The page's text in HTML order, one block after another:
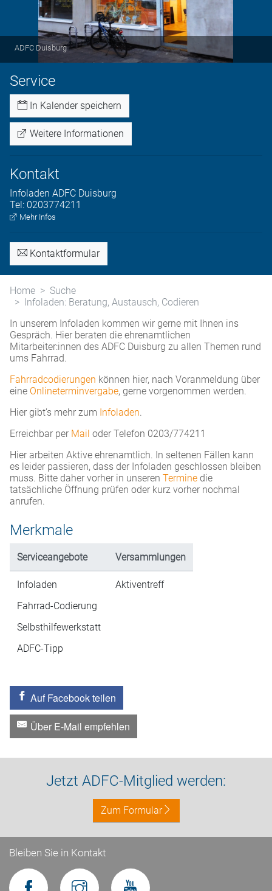
ADFC Duisburg
Service
In Kalender speichern
Weitere Informationen
Kontakt
Infoladen ADFC Duisburg
Tel: 0203774211
Mehr Infos
Kontaktformular
Home
Suche
Infoladen: Beratung, Austausch, Codieren
In unserem Infoladen kommen wir gerne mit Ihnen ins
Gespräch. Hier beraten die ehrenamtlichen
Mitarbeiter:innen des ADFC Duisburg zu allen Themen rund
ums Fahrrad.
Fahrradcodierungen können hier, nach Voranmeldung über
eine Onlineterminvergabe, gerne vorgenommen werden.
Hier gibt’s mehr zum Infoladen.
Erreichbar per Mail oder Telefon 0203/774211
Hier arbeiten Aktive ehrenamtlich. In seltenen Fällen kann
es leider passieren, dass der Infoladen geschlossen bleiben
muss. Bitte daher vorher in unseren Termine die
tatsächliche Öffnung prüfen oder kurz vorher nochmal
anrufen.
Merkmale
Serviceangebote Versammlungen
Infoladen
Fahrrad-Codierung
Selbsthilfewerkstatt
ADFC-Tipp
Aktiventreff
Auf Facebook teilen
Über E-Mail empfehlen
Jetzt ADFC-Mitglied werden:
Zum Formular
Bleiben Sie in Kontakt